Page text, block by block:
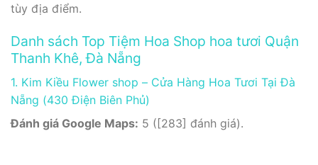
tùy địa điểm.
Danh sách Top Tiệm Hoa Shop hoa tươi Quận
Thanh Khê, Đà Nẵng
1. Kim Kiều Flower shop – Cửa Hàng Hoa Tươi Tại Đà
Nẵng (430 Điện Biên Phủ)
Đánh giá Google Maps: 5 ([283] đánh giá).